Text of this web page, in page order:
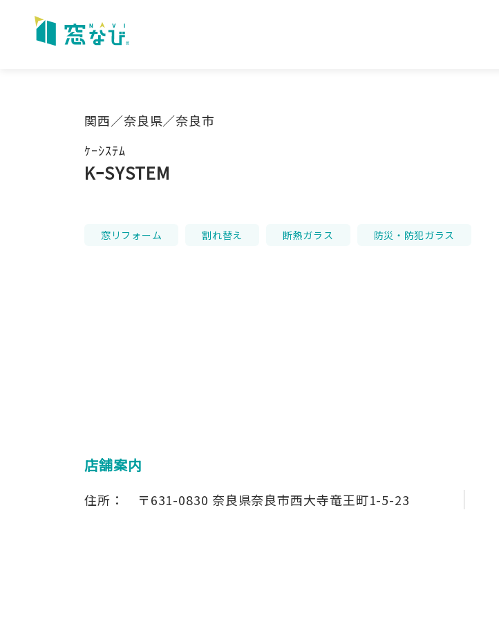
content
関西／奈良県／奈良市
ｹｰｼｽﾃﾑ
KｰSYSTEM
窓リフォーム 割れ替え 断熱ガラス 防災・防犯ガラス
店舗案内
住所： 〒631-0830 奈良県奈良市西大寺竜王町1-5-23